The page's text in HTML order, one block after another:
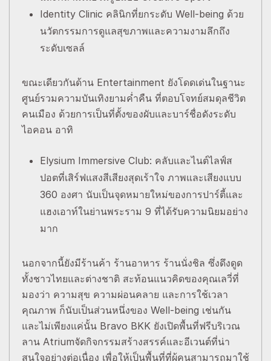
Identity Clinic คลินิกที่ยกระดับ Well-being ด้วย
นวัตกรรมการดูแลสุขภาพและความงามลึกถึง
ระดับเซลล์
ขณะเดียวกันด้าน Entertainment ยังโดดเด่นในฐานะ
ศูนย์รวมความบันเทิงยามค่ำคืน ที่ตอบโจทย์สมดุลชีวิต
คนเมือง ด้วยการเป็นที่ตั้งของผับและบาร์ชื่อดังระดับ
ไอคอน อาทิ
Elysium Immersive Club: คลับและไนต์ไลฟ์ส
ปอตที่เสิร์ฟแสงสีเสียงสุดเร้าใจ ภาพและเสียงแบบ
360 องศา นับเป็นจุดหมายใหม่ของการปาร์ตี้และ
แฮงเอาท์ในย่านพระราม 9 ที่ได้รับความนิยมอย่าง
มาก
นอกจากนี้ยังมีร้านค้า ร้านอาหาร ร้านนั่งชิล ซึ่งดึงดูด
ทั้งชาวไทยและต่างชาติ สะท้อนแนวคิดของคุณเลวี่ที่
มองว่า ความสุข ความผ่อนคลาย และการใช้เวลา
คุณภาพ ก็นับเป็นส่วนหนึ่งของ Well-being เช่นกัน
และไม่เพียงแค่นั้น Bravo BKK ยังเปิดพื้นที่ฟรีบริเวณ
ลาน Atriumจัดกิจกรรมสร้างสรรค์และอีเวนต์ที่น่า
สนใจอย่างต่อเนื่อง เพื่อให้เป็นพื้นที่ที่ผู้คนสามารถมาใช้